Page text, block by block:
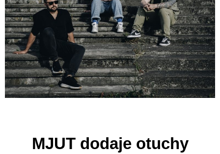
MJUT dodaje otuchy